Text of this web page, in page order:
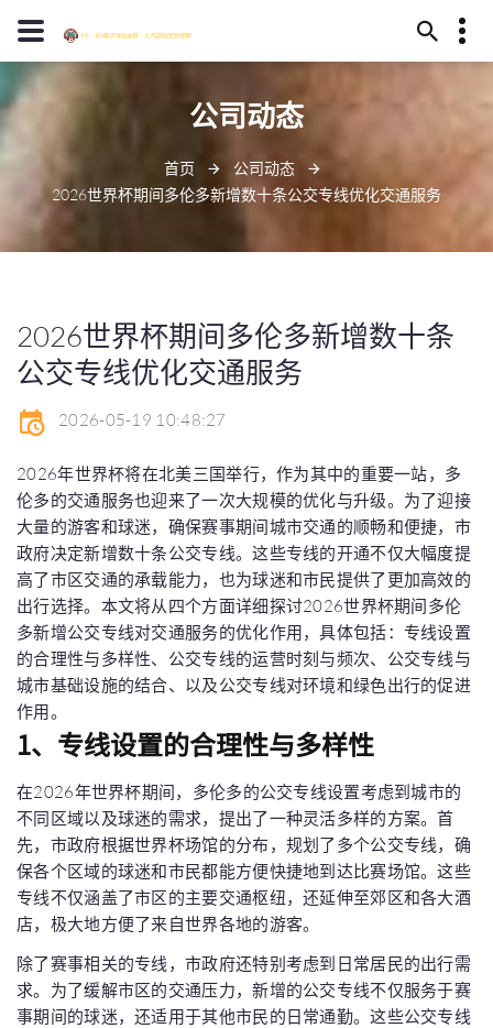
13594780045
阜阳市详殖峰285号
公司动态
首页
公司动态
2026世界杯期间多伦多新增数十条公交专线优化交通服务
2026世界杯期间多伦多新增数十条
公交专线优化交通服务
2026-05-19 10:48:27
2026年世界杯将在北美三国举行，作为其中的重要一站，多
伦多的交通服务也迎来了一次大规模的优化与升级。为了迎接
大量的游客和球迷，确保赛事期间城市交通的顺畅和便捷，市
政府决定新增数十条公交专线。这些专线的开通不仅大幅度提
高了市区交通的承载能力，也为球迷和市民提供了更加高效的
出行选择。本文将从四个方面详细探讨2026世界杯期间多伦
多新增公交专线对交通服务的优化作用，具体包括：专线设置
的合理性与多样性、公交专线的运营时刻与频次、公交专线与
城市基础设施的结合、以及公交专线对环境和绿色出行的促进
作用。
1、专线设置的合理性与多样性
在2026年世界杯期间，多伦多的公交专线设置考虑到城市的
不同区域以及球迷的需求，提出了一种灵活多样的方案。首
先，市政府根据世界杯场馆的分布，规划了多个公交专线，确
保各个区域的球迷和市民都能方便快捷地到达比赛场馆。这些
专线不仅涵盖了市区的主要交通枢纽，还延伸至郊区和各大酒
店，极大地方便了来自世界各地的游客。
除了赛事相关的专线，市政府还特别考虑到日常居民的出行需
求。为了缓解市区的交通压力，新增的公交专线不仅服务于赛
事期间的球迷，还适用于其他市民的日常通勤。这些公交专线